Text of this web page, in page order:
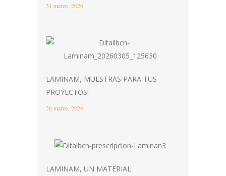
31 marzo, 2026
LAMINAM, MUESTRAS PARA TUS
PROYECTOS!
26 marzo, 2026
LAMINAM, UN MATERIAL